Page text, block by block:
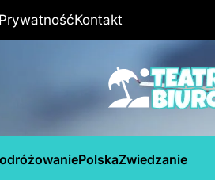
PrywatnośćKontakt
PolskaZwiedzanie